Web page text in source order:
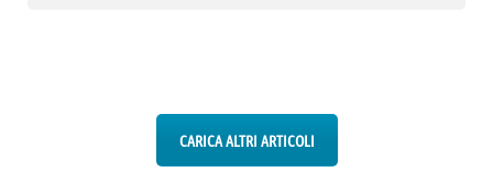
CARICA ALTRI ARTICOLI